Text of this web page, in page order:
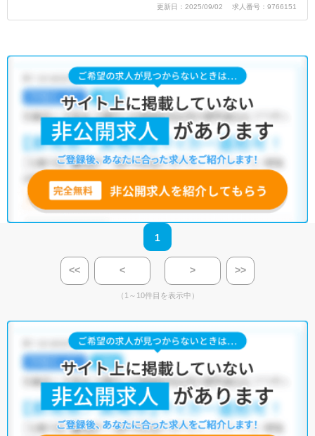
更新日：2025/09/02 求人番号：9766151
1
<< < > >>
（1～10件目を表示中）